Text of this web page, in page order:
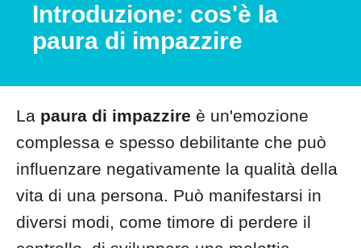
Introduzione: cos'è la
paura di impazzire
La paura di impazzire è un'emozione
complessa e spesso debilitante che può
influenzare negativamente la qualità della
vita di una persona. Può manifestarsi in
diversi modi, come timore di perdere il